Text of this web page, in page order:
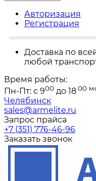
Авторизация
Регистрация
Доставка по
любой
Время работы:
Пн-Пт: с 900 до 1800
Челябинск
sales@armelite.ru
Запрос прайса
+7 (351) 776-46-96
Заказать звонок